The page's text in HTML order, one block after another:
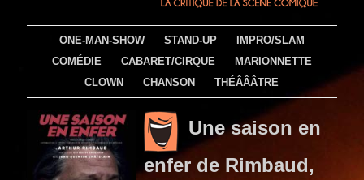
ONE-MAN-SHOW STAND-UP
IMPRO/SLAM
COMÉDIE
CABARET/CIRQUE
MARIONNETTE
CLOWN
CHANSON THÉÂÂÂTRE
Une saison en
enfer de Rimbaud,